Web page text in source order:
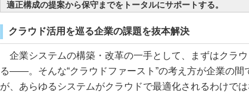
適正構成の提案から保守までをトータルにサポートする。
クラウド活用を巡る企業の課題を抜本解決
企業システムの構築・改革の一手として、まずはクラ
る――。そんな“クラウドファースト”の考え方が企業の間
が、あらゆるシステムがクラウドで最適化されるわけで